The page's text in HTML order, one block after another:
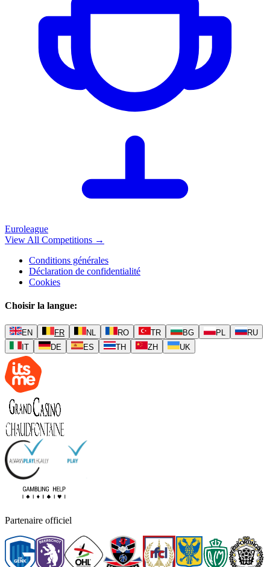
Euroleague
View All Competitions →
Conditions générales
Déclaration de confidentialité
Cookies
Choisir la langue:
EN FR NL RO TR BG PL
RU
IT
DE ES TH ZH UK
Partenaire officiel